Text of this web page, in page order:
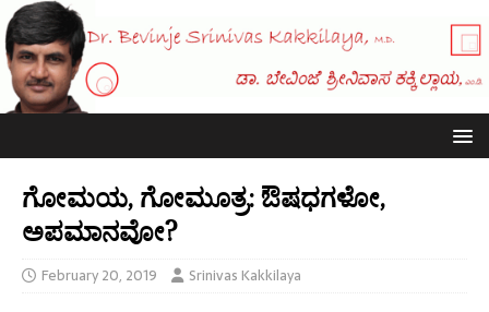
ಗೋಮಯ, ಗೋಮೂತ್ರ: ಔಷಧಗಳೋ,
ಅಪಮಾನವೋ?
February 20, 2019 Srinivas Kakkilaya